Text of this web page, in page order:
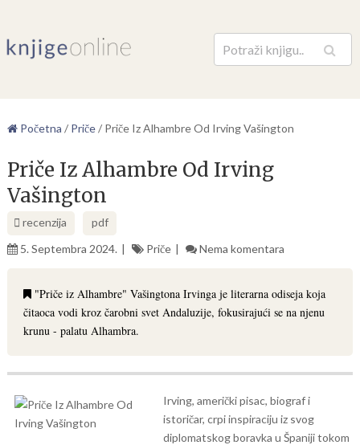
Pretraga
Početna / Priče/ Priče Iz Alhambre Od Irving Vašington
Priče Iz Alhambre Od Irving
Vašington
recenzija
pdf
5. Septembra 2024.
Priče Nema komentara
"Priče iz Alhambre" Vašingtona Irvinga je literarna odiseja koja
čitaoca vodi kroz čarobni svet Andaluzije, fokusirajući se na njenu
krunu - palatu Alhambra.
Irving, američki pisac, biograf i
istoričar, crpi inspiraciju iz svog
diplomatskog boravka u Španiji tokom